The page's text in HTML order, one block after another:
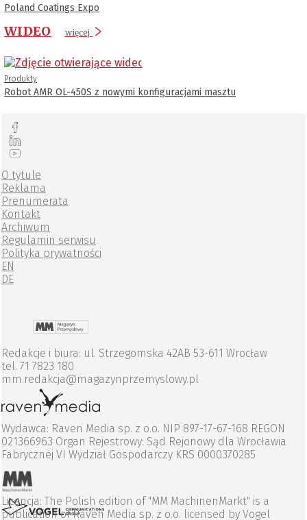
Poland Coatings Expo
WIDEO więcej
Produkty
Robot AMR OL-450S z nowymi konfiguracjami masztu
O tytule
Reklama
Prenumerata
Kontakt
Archiwum
Regulamin serwisu
Polityka prywatności
EN
DE
Redakcje i biura: ul. Strzegomska 42AB 53-611 Wrocław
tel. 71 7823 180
mm.redakcja@magazynprzemyslowy.pl
Wydawca: Raven Media sp. z o.o. NIP 897-17-67-168 REGON
021366963 Organ Rejestrowy: Sąd Rejonowy dla Wrocławia
Fabrycznej VI Wydział Gospodarczy KRS 0000370285
Licencja: The Polish edition of "MM MachinenMarkt" is a
publication of Raven Media sp. z o.o. licensed by Vogel